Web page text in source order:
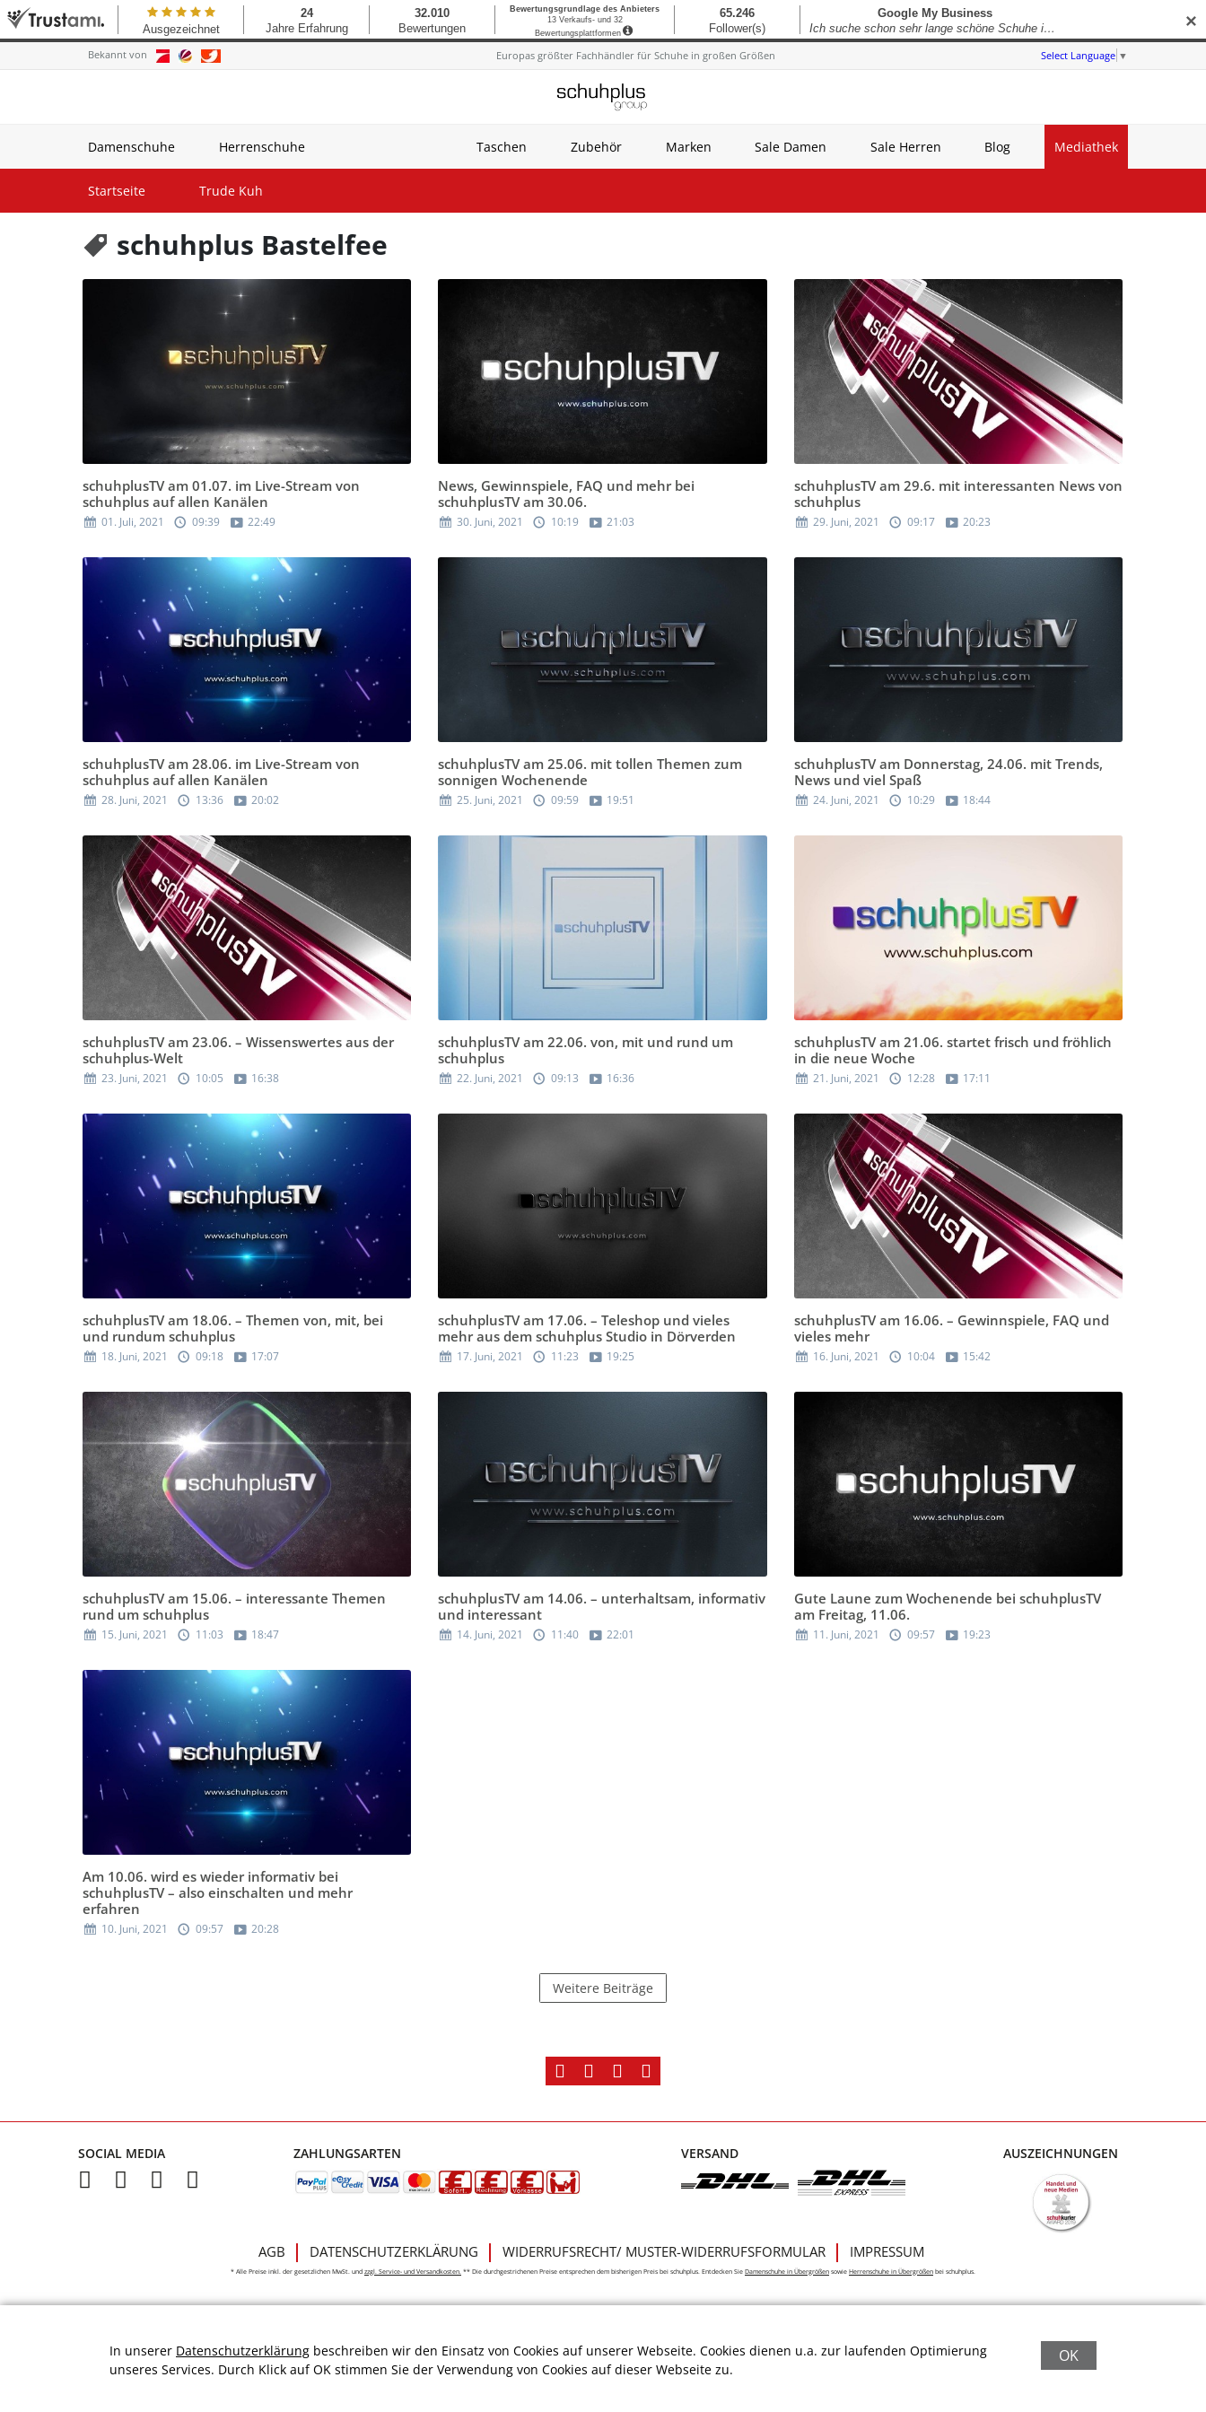
Bekannt von Europas größter Fachhändler für Schuhe in großen Größen Select Language ▼
Damenschuhe Herrenschuhe Taschen Zubehör Marken Sale Damen Sale Herren Blog Mediathek
Startseite Trude Kuh
schuhplus Bastelfee
schuhplusTV am 01.07. im Live-Stream von
schuhplus auf allen Kanälen
01. Juli, 2021 09:39 22:49
News, Gewinnspiele, FAQ und mehr bei
schuhplusTV am 30.06.
30. Juni, 2021 10:19 21:03
schuhplusTV am 29.6. mit interessanten News von
schuhplus
29. Juni, 2021 09:17 20:23
schuhplusTV am 28.06. im Live-Stream von
schuhplus auf allen Kanälen
28. Juni, 2021 13:36 20:02
schuhplusTV am 25.06. mit tollen Themen zum
sonnigen Wochenende
25. Juni, 2021 09:59 19:51
schuhplusTV am Donnerstag, 24.06. mit Trends,
News und viel Spaß
24. Juni, 2021 10:29 18:44
schuhplusTV am 23.06. – Wissenswertes aus der
schuhplus-Welt
23. Juni, 2021 10:05 16:38
schuhplusTV am 22.06. von, mit und rund um
schuhplus
22. Juni, 2021 09:13 16:36
schuhplusTV am 21.06. startet frisch und fröhlich
in die neue Woche
21. Juni, 2021 12:28 17:11
schuhplusTV am 18.06. – Themen von, mit, bei
und rundum schuhplus
18. Juni, 2021 09:18 17:07
schuhplusTV am 17.06. – Teleshop und vieles
mehr aus dem schuhplus Studio in Dörverden
17. Juni, 2021 11:23 19:25
schuhplusTV am 16.06. – Gewinnspiele, FAQ und
vieles mehr
16. Juni, 2021 10:04 15:42
schuhplusTV am 15.06. – interessante Themen
rund um schuhplus
15. Juni, 2021 11:03 18:47
schuhplusTV am 14.06. – unterhaltsam, informativ
und interessant
14. Juni, 2021 11:40 22:01
Gute Laune zum Wochenende bei schuhplusTV
am Freitag, 11.06.
11. Juni, 2021 09:57 19:23
Am 10.06. wird es wieder informativ bei
schuhplusTV – also einschalten und mehr
erfahren
10. Juni, 2021 09:57 20:28
Weitere Beiträge
SOCIAL MEDIA ZAHLUNGSARTEN VERSAND AUSZEICHNUNGEN
AGB DATENSCHUTZERKLÄRUNG WIDERRUFSRECHT/ MUSTER-WIDERRUFSFORMULAR IMPRESSUM
* Alle Preise inkl. der gesetzlichen MwSt. und zzgl. Service- und Versandkosten. ** Die durchgestrichenen Preise entsprechen dem bisherigen Preis bei schuhplus. Entdecken Sie Damenschuhe in Übergrößen sowie Herrenschuhe in Übergrößen bei schuhplus.
In unserer Datenschutzerklärung beschreiben wir den Einsatz von Cookies auf unserer Webseite. Cookies dienen u.a. zur laufenden Optimierung
unseres Services. Durch Klick auf OK stimmen Sie der Verwendung von Cookies auf dieser Webseite zu.
OK
✕